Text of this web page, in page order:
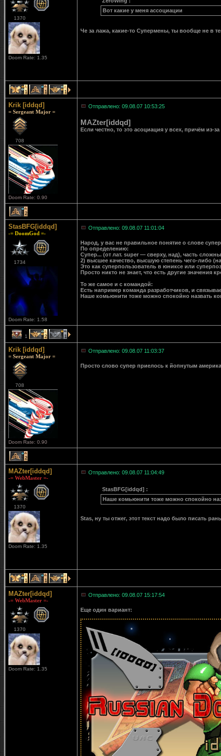
1370
Doom Rate: 1.35
Вот какие у меня ассоциации
Че за лажа, какие-то Супермены, ты вообще не в
1 1 1
Krik [iddqd]
= Sergeant Major =
708
Doom Rate: 0.90
Отправлено: 09.08.07 10:53:25
MAZter[iddqd]
Если честно, то это асоциация у всех, причём из-за
2
StasBFG[iddqd]
-= DoomGod =-
1734
Doom Rate: 1.58
Отправлено: 09.08.07 11:01:04
Народ, у вас не правильное понятие о слове
По определению:
Супер... (от лат. super — сверху, над), часть
2) высшее качество, высшую степень чего-либо
Это как суперпользователь в юниксе или
Просто никто не знает, что есть другие значения
То же самое и с командой:
Есть например команда разработчиков, и
Наше комьюнити тоже можно спокойно назвать
1 2 1
Krik [iddqd]
= Sergeant Major =
708
Doom Rate: 0.90
Отправлено: 09.08.07 11:03:37
Просто слово супер приелось к йопнутым
2
MAZter[iddqd]
-= WebMaster =-
1370
Doom Rate: 1.35
Отправлено: 09.08.07 11:04:49
StasBFG[iddqd] :
Наше комьюнити тоже можно спокойно
Stas, ну ты отжег, этот текст надо было писать
1 1 1
MAZter[iddqd]
-= WebMaster =-
1370
Doom Rate: 1.35
Отправлено: 09.08.07 15:17:54
Еще один вариант: